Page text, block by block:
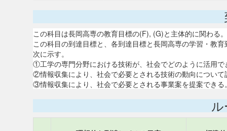
この科目は長岡高専の教育目標の(F), (G)と主体的に関わる。
この科目の到達目標と、各到達目標と長岡高専の学習・教
次に示す。
①工学の専門分野における技術が、社会でどのように活用
②情報収集により、社会で必要とされる技術の動向につい
③情報収集により、社会で必要とされる事業案を提案できる